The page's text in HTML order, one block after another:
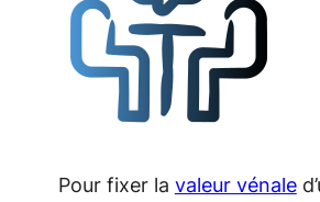
Pour fixer la valeur vénale